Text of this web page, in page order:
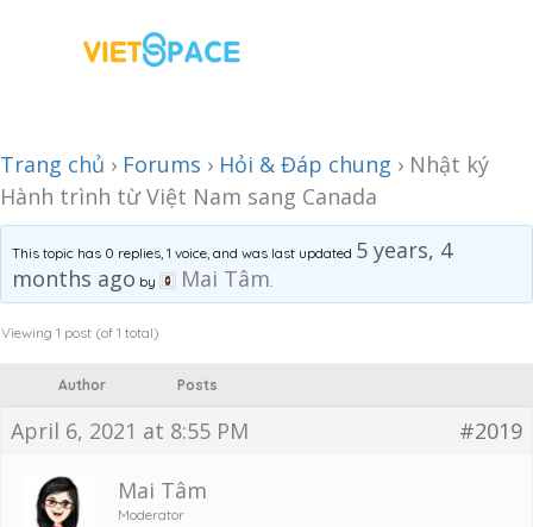
Trang chủ › Forums › Hỏi & Đáp chung › Nhật ký
Hành trình từ Việt Nam sang Canada
This topic has 0 replies, 1 voice, and was last updated 5 years, 4
months ago by Mai Tâm.
Viewing 1 post (of 1 total)
Author Posts
April 6, 2021 at 8:55 PM #2019
Mai Tâm
Moderator